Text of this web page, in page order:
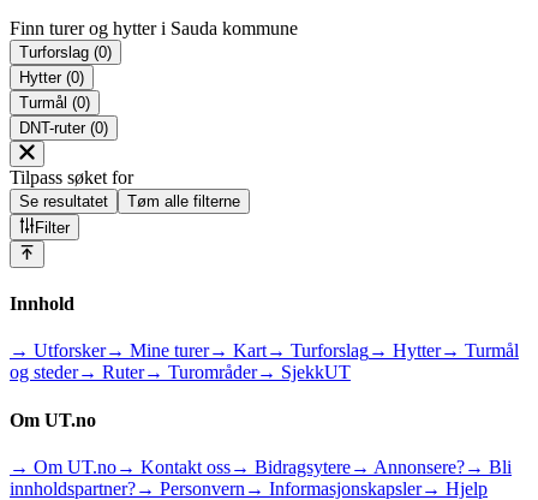
Finn turer og hytter i Sauda kommune
Turforslag (0)
Hytter (0)
Turmål (0)
DNT-ruter (0)
Tilpass søket for
Se resultatet
Tøm alle filterne
Filter
Innhold
→ Utforsker→ Mine turer→ Kart→ Turforslag→ Hytter→ Turmål
og steder→ Ruter→ Turområder→ SjekkUT
Om UT.no
→ Om UT.no→ Kontakt oss→ Bidragsytere→ Annonsere?→ Bli
innholdspartner?→ Personvern → Informasjonskapsler→ Hjelp